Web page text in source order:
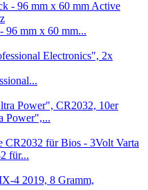
96 mm x 60 mm...
Power",...
Varta
für...